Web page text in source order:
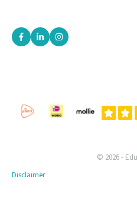
© 2026 -
Disclaimer